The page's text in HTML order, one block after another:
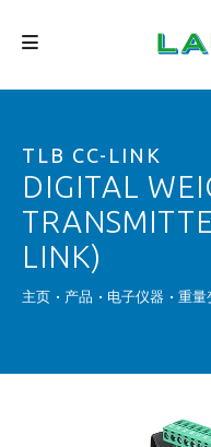
产品
客户支持和下载
视频
TLB CC-LINK
DIGITAL
LINK)
主页 产品 电子仪器 重量